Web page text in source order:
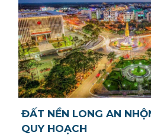
Thanh Hóa
Nghệ An
Hải Dương
Gia Lai
Bình Phước
Hưng Yên
ĐẤT NỀN LONG AN
QUY HOẠCH